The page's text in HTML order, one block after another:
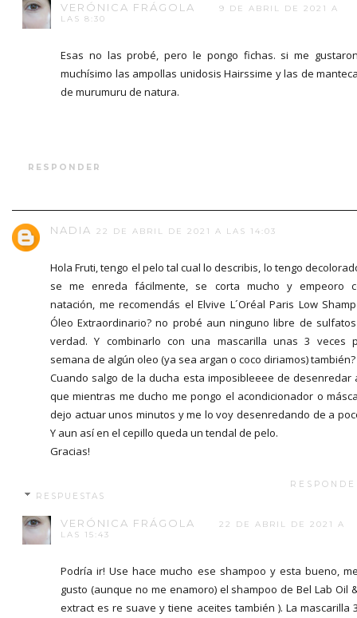
VERÓNICA FRÁGOLA
9 DE ABRIL DE 2021 A
LAS 8:30
Esas no las probé, pero le pongo fichas. si me
muchísimo las ampollas unidosis Hairssime y las de
de murumuru de natura.
RESPONDER
NADIA 22 DE ABRIL DE 2021 A LAS 14:03
Hola Fruti, tengo el pelo tal cual lo describis, lo tengo
se me enreda fácilmente, se corta mucho y empeoro
natación, me recomendás el Elvive L´Oréal Paris Low
Óleo Extraordinario? no probé aun ninguno libre de
verdad. Y combinarlo con una mascarilla unas 3 veces
semana de algún oleo (ya sea argan o coco diriamos) también?
Cuando salgo de la ducha esta imposibleeee de desenredar
que mientras me ducho me pongo el acondicionador o
dejo actuar unos minutos y me lo voy desenredando de a
Y aun así en el cepillo queda un tendal de pelo.
Gracias!
RESPUESTAS
VERÓNICA FRÁGOLA
22 DE ABRIL DE 2021 A
LAS 15:43
Podría ir! Use hace mucho ese shampoo y esta bueno,
gusto (aunque no me enamoro) el shampoo de Bel Lab Oil
extract es re suave y tiene aceites también ). La mascarilla